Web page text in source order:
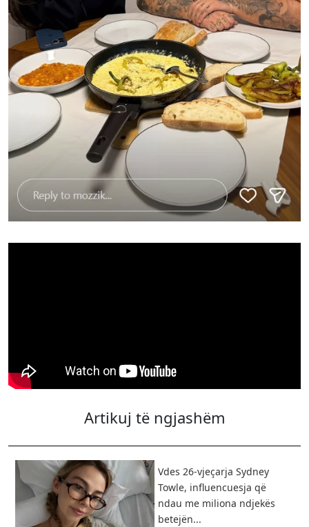
Artikuj të ngjashëm
Vdes 26-vjeçarja Sydney
Towle, influencuesja që
ndau me miliona ndjekës
betejën...